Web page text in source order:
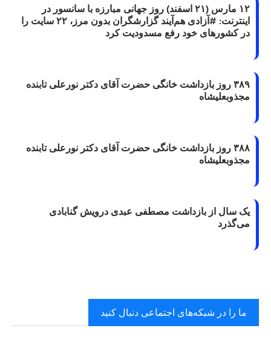
۱۲ مارس (۲۱ اسفند) روز جهانی مبارزه با سانسور در
اینترنت: #آزادی هم‌آیند گزارشگران‌ بدون مرز، ۲۲ سایت را
در کشورهای خود رفع مسدودیت کرد
۳۸۹ روز بازداشت خانگی حضرت آقای دکتر نورعلی تابنده
مجذوبعلیشاه
۳۸۸ روز بازداشت خانگی حضرت آقای دکتر نورعلی تابنده
مجذوبعلیشاه
یک سال از بازداشت مصطفی عبدی درویش گنابادی
می‌گذرد
ما را در شبکه‌های اجتماعی دنبال کنید